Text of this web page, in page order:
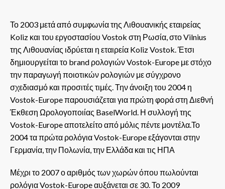
Το 2003 μετά από συμφωνία της Λιθουανικής εταιρείας
Koliz και του εργοστασίου Vostok στη Ρωσία, στο Vilnius
της Λιθουανίας ιδρύεται η εταιρεία Koliz Vostok. Έτσι
δημιουργείται το brand ρολογιών Vostok-Europe με στόχο
την παραγωγή ποιοτικών ρολογιών με σύγχρονο
σχεδιασμό και προσιτές τιμές. Την άνοιξη του 2004 η
Vostok-Europe παρουσιάζεται για πρώτη φορά στη Διεθνή
Έκθεση Ωρολογοποιίας BaselWorld. Η συλλογή της
Vostok-Europe αποτελείτο από μόλις πέντε μοντέλα.Το
2004 τα πρώτα ρολόγια Vostok-Europe εξάγονται στην
Γερμανία, την Πολωνία, την Ελλάδα και τις ΗΠΑ
Μέχρι το 2007 ο αριθμός των χωρών όπου πωλούνται
ρολόγια Vostok-Europe αυξάνεται σε 30. Το 2009